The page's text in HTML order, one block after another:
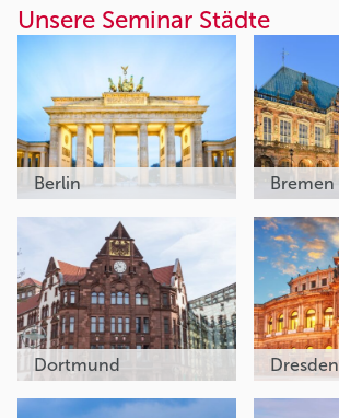
Unsere Seminar Städte
Berlin Bremen
Dortmund Dresden